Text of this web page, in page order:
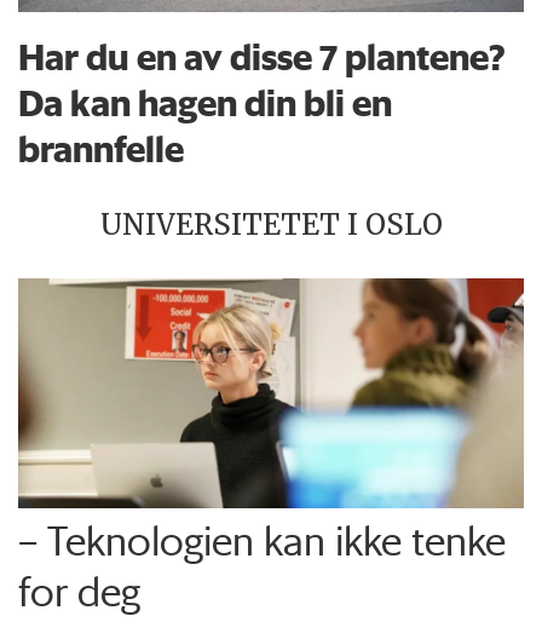
Har du en av disse 7 plantene?
Da kan hagen din bli en
brannfelle
UNIVERSITETET I OSLO
– Teknologien kan ikke tenke
for deg